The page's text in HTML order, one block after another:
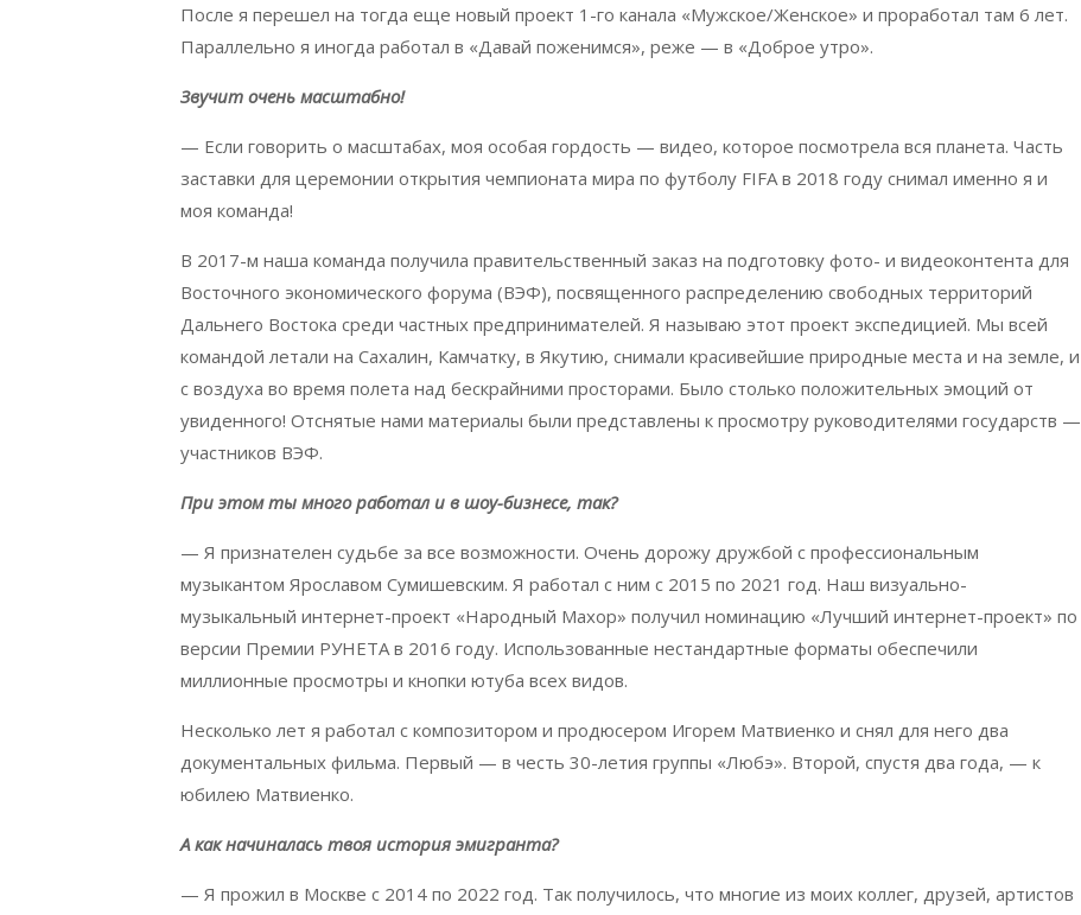
После я перешел на тогда еще новый проект 1-го канала «Мужское/Женское» и проработал там 6 лет.
Параллельно я иногда работал в «Давай поженимся», реже — в «Доброе утро».
Звучит очень масштабно!
— Если говорить о масштабах, моя особая гордость — видео, которое посмотрела вся планета. Часть
заставки для церемонии открытия чемпионата мира по футболу FIFA в 2018 году снимал именно я и
моя команда!
В 2017-м наша команда получила правительственный заказ на подготовку фото- и видеоконтента для
Восточного экономического форума (ВЭФ), посвященного распределению свободных территорий
Дальнего Востока среди частных предпринимателей. Я называю этот проект экспедицией. Мы всей
командой летали на Сахалин, Камчатку, в Якутию, снимали красивейшие природные места и на земле, и
с воздуха во время полета над бескрайними просторами. Было столько положительных эмоций от
увиденного! Отснятые нами материалы были представлены к просмотру руководителями государств —
участников ВЭФ.
При этом ты много работал и в шоу-бизнесе, так?
— Я признателен судьбе за все возможности. Очень дорожу дружбой с профессиональным
музыкантом Ярославом Сумишевским. Я работал с ним с 2015 по 2021 год. Наш визуально-
музыкальный интернет-проект «Народный Махор» получил номинацию «Лучший интернет-проект» по
версии Премии РУНЕТА в 2016 году. Использованные нестандартные форматы обеспечили
миллионные просмотры и кнопки ютуба всех видов.
Несколько лет я работал с композитором и продюсером Игорем Матвиенко и снял для него два
документальных фильма. Первый — в честь 30-летия группы «Любэ». Второй, спустя два года, — к
юбилею Матвиенко.
А как начиналась твоя история эмигранта?
— Я прожил в Москве с 2014 по 2022 год. Так получилось, что многие из моих коллег, друзей, артистов